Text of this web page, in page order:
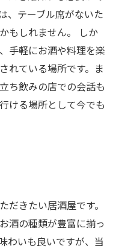
、テーブル席がないた
もしれません。 しか
手軽にお酒や料理を楽
れている場所です。ま
ち飲みの店での会話も
ける場所として今でも
だきたい居酒屋です。
酒の種類が豊富に揃っ
わいも良いですが、当